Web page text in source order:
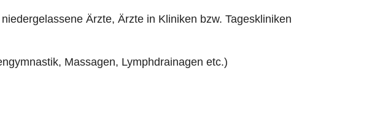
Ärzte, Ärzte in Kliniken bzw. Tageskliniken
Massagen, Lymphdrainagen etc.)